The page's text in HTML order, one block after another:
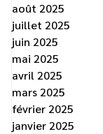
août 2025
juillet 2025
juin 2025
mai 2025
avril 2025
mars 2025
février 2025
janvier 2025